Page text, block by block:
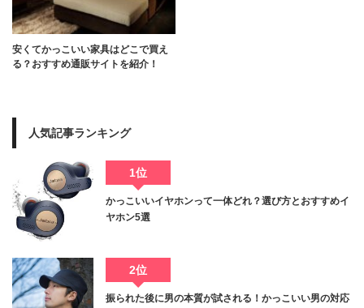
安くてかっこいい家具はどこで買え
る？おすすめ通販サイトを紹介！
人気記事ランキング
1位
かっこいいイヤホンって一体どれ？選び方とおすすめイ
ヤホン5選
2位
振られた後に男の本質が試される！かっこいい男の対応